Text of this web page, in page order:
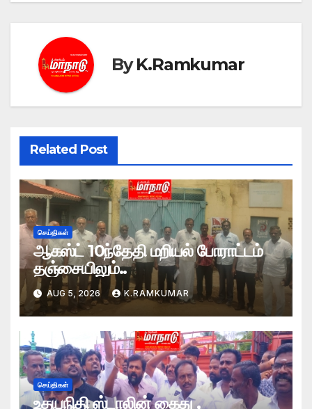
ByK.Ramkumar
Related Post
செய்திகள்
ஆகஸ்ட் 10ந்தேதி மறியல் போராட்டம்
தஞ்சையிலும்..
AUG 5, 2026 K.RAMKUMAR
செய்திகள்
உதயநிதி ஸ்டாலின் கைது ,